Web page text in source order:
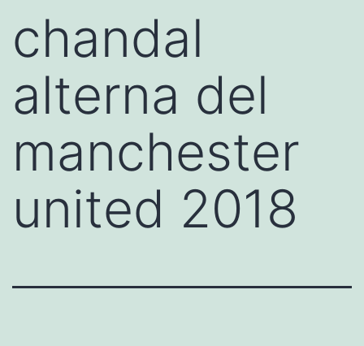
chandal
alterna del
manchester
united 2018